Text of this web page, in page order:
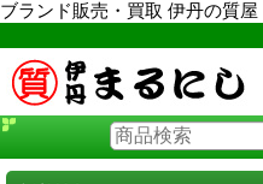
ブランド販売・買取 伊丹の質屋